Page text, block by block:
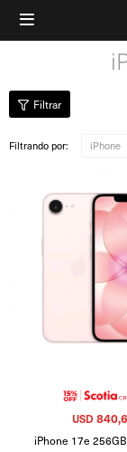

Filtrando por: iPhone
iPhone 17e
USD